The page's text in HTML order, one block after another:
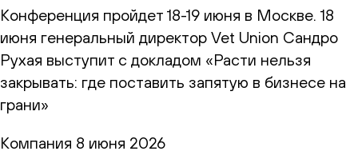
Конференция пройдет 18-19 июня в Москве. 18
июня генеральный директор Vet Union Сандро
Рухая выступит с докладом «Расти нельзя
закрывать: где поставить запятую в бизнесе на
грани»
Компания 8 июня 2026